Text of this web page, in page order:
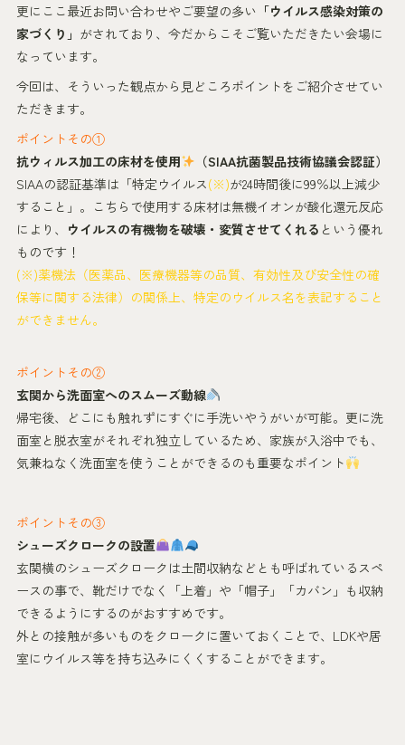
更にここ最近お問い合わせやご要望の多い 「ウイルス感染対策の
家づくり」 がされており、今だからこそご覧いただきたい会場に
なっています。
今回は、そういった観点から見どころポイントをご紹介させてい
ただきます。
ポイントその①
抗ウィルス加工の床材を使用
（SIAA抗菌製品技術協議会認証）
SIAAの認証基準は「特定ウイルス(※)が24時間後に99％以上減少
すること」。こちらで使用する床材は無機イオンが酸化還元反応
により、
ウイルスの有機物を破壊・変質させてくれる という優れ
ものです！
(※)薬機法（医薬品、医療機器等の品質、有効性及び安全性の確
保等に関する法律）の関係上、特定のウイルス名を表記すること
ができません。
ポイントその②
玄関から洗面室へのスムーズ動線
帰宅後、どこにも触れずにすぐに手洗いやうがいが可能。更に洗
面室と脱衣室がそれぞれ独立しているため、家族が入浴中でも、
気兼ねなく洗面室を使うことができるのも重要なポイント
ポイントその③
シューズクロークの設置
玄関横のシューズクロークは土間収納などとも呼ばれているスペ
ースの事で、靴だけでなく「上着」や「帽子」「カバン」も収納
できるようにするのがおすすめです。
外との接触が多いものをクロークに置いておくことで、LDKや居
室にウイルス等を持ち込みにくくすることができます。